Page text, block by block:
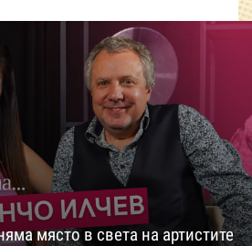
място в света на артистите